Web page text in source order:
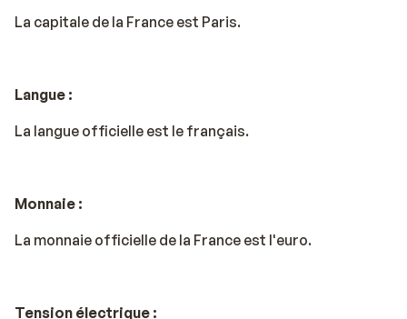
La capitale de la France est Paris.
Langue :
La langue officielle est le français.
Monnaie :
La monnaie officielle de la France est l'euro.
Tension électrique :